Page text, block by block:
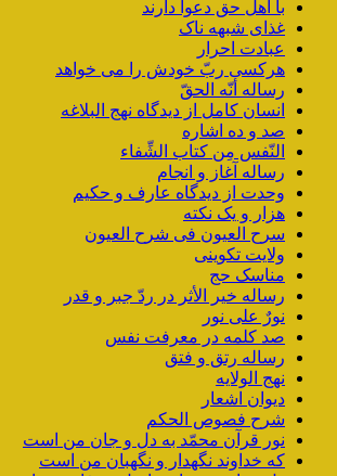
با اهل حق دعوا دارند
غذای شبهه ناک
عبادت احرار
هرکسی ربّ خودش را می خواهد
رساله أنّه الحقّ
انسان کامل از دیدگاه نهج البلاغه
صد و ده اشاره
النّفس مِن کتاب الشِّفاء
رساله آغاز و انجام
وحدت از دیدگاه عارف و حکیم
هزار و یک نکته
سرح العیون فی شرح العیون
ولایت تکوینی
مناسک حج
رساله خیر الأثر در ردّ جبر و قدر
نورٌ علی نور
صد کلمه در معرفت نفس
رساله رتق و فتق
نهج الولایه
دیوان اشعار
شرح فصوص الحکم
نور قرآن محمّد به دل و جان من است
که خداوند نگهدار و نگهبان من است